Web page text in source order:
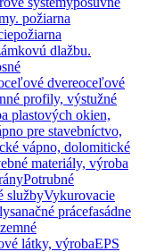
požiarna
požiarna
dlažbu.
dvereoceľové
profily, výstužné
plastových okien,
pre stavebníctvo,
vápno, dolomitické
materiály, výroba
Potrubné
službyVykurovacie
sanačné prácefasádne
látky, výrobaEPS